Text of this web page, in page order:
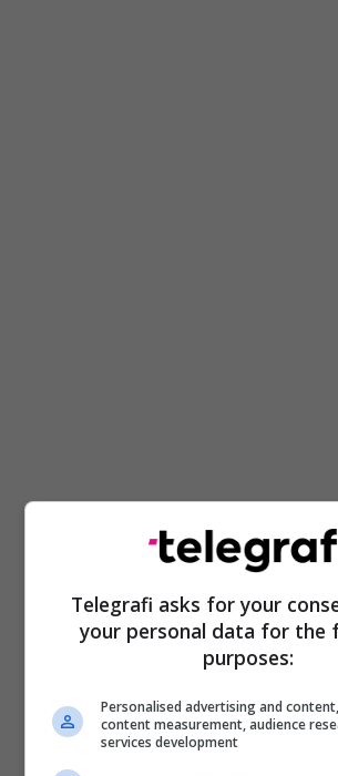
Telegrafi asks for your
your personal data for the
purposes:
Personalised advertising and
content measurement, audience
services development